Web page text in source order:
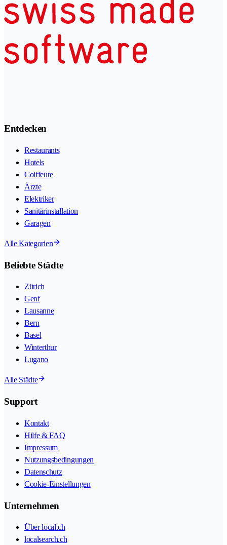
Entdecken
Restaurants
Hotels
Coiffeure
Ärzte
Elektriker
Sanitärinstallation
Garagen
Alle Kategorien
Beliebte Städte
Zürich
Genf
Lausanne
Bern
Basel
Winterthur
Lugano
Alle Städte
Support
Kontakt
Hilfe & FAQ
Impressum
Nutzungsbedingungen
Datenschutz
Cookie-Einstellungen
Unternehmen
Über local.ch
localsearch.ch